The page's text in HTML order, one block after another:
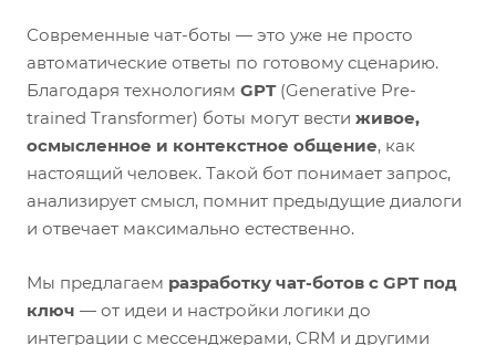
Современные чат-боты — это уже не просто
автоматические ответы по готовому сценарию.
Благодаря технологиям GPT(Generative Pre-
trained Transformer) боты могут вести живое,
осмысленное и контекстное общение, как
настоящий человек. Такой бот понимает запрос,
анализирует смысл, помнит предыдущие диалоги
и отвечает максимально естественно.
Мы предлагаем разработку чат-ботов с GPT под
ключ — от идеи и настройки логики до
интеграции с мессенджерами, CRM и другими